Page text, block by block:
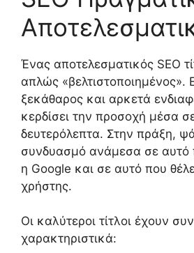
Ένας αποτελεσματικός SEO
απλώς «βελτιστοποιημένος».
ξεκάθαρος και αρκετά
κερδίσει την προσοχή μέσα
δευτερόλεπτα. Στην πράξη,
συνδυασμό ανάμεσα σε αυτό
η Google και σε αυτό που
χρήστης.
Οι καλύτεροι τίτλοι έχουν
χαρακτηριστικά: